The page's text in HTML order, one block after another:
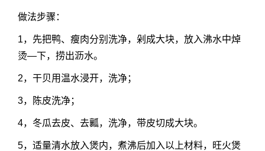
做法步骤：
1，先把鸭、瘦肉分别洗净，剁成大块，放入沸水中焯
烫—下，捞出沥水。
2，干贝用温水浸开，洗净；
3，陈皮洗净；
4，冬瓜去皮、去瓤，洗净，带皮切成大块。
5，适量清水放入煲内，煮沸后加入以上材料，旺火煲